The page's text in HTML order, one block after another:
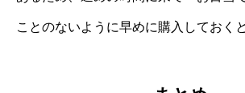
ことのないように早めに購入しておく